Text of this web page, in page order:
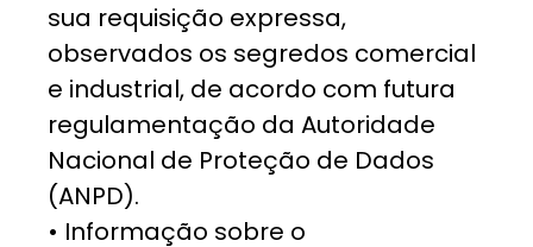
sua requisição expressa,
observados os segredos comercial
e industrial, de acordo com futura
regulamentação da Autoridade
Nacional de Proteção de Dados
(ANPD).
• Informação sobre o